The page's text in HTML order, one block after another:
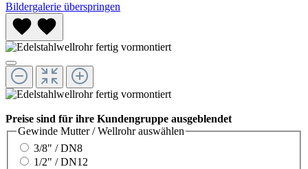
Bildergalerie überspringen
Preise sind für ihre Kundengruppe ausgeblendet
Gewinde Mutter / Wellrohrauswählen
3/8" / DN8
1/2" / DN12